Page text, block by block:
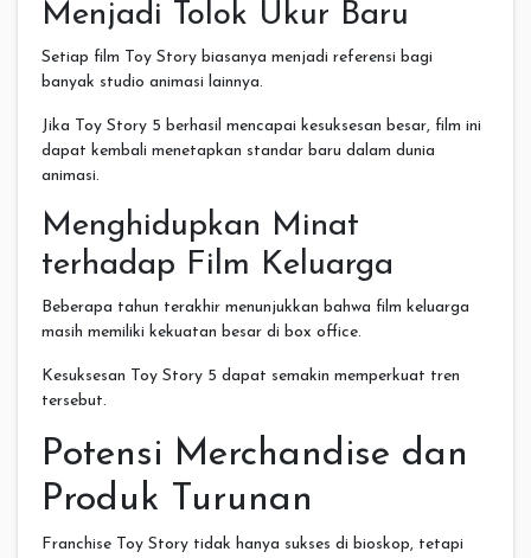
Menjadi Tolok Ukur Baru
Setiap film Toy Story biasanya menjadi referensi bagi
banyak studio animasi lainnya.
Jika Toy Story 5 berhasil mencapai kesuksesan besar, film ini
dapat kembali menetapkan standar baru dalam dunia
animasi.
Menghidupkan Minat
terhadap Film Keluarga
Beberapa tahun terakhir menunjukkan bahwa film keluarga
masih memiliki kekuatan besar di box office.
Kesuksesan Toy Story 5 dapat semakin memperkuat tren
tersebut.
Potensi Merchandise dan
Produk Turunan
Franchise Toy Story tidak hanya sukses di bioskop, tetapi